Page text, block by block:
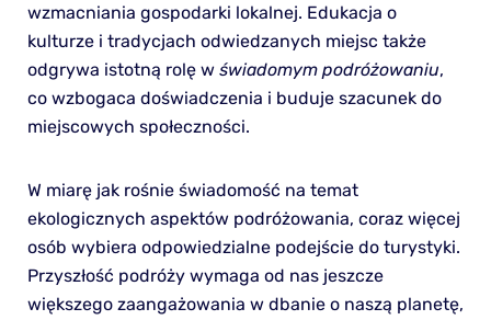
wzmacniania gospodarki lokalnej. Edukacja o
kulturze i tradycjach odwiedzanych miejsc także
odgrywa istotną rolę w świadomym podróżowaniu,
co wzbogaca doświadczenia i buduje szacunek do
miejscowych społeczności.
W miarę jak rośnie świadomość na temat
ekologicznych aspektów podróżowania, coraz więcej
osób wybiera odpowiedzialne podejście do turystyki.
Przyszłość podróży wymaga od nas jeszcze
większego zaangażowania w dbanie o naszą planetę,